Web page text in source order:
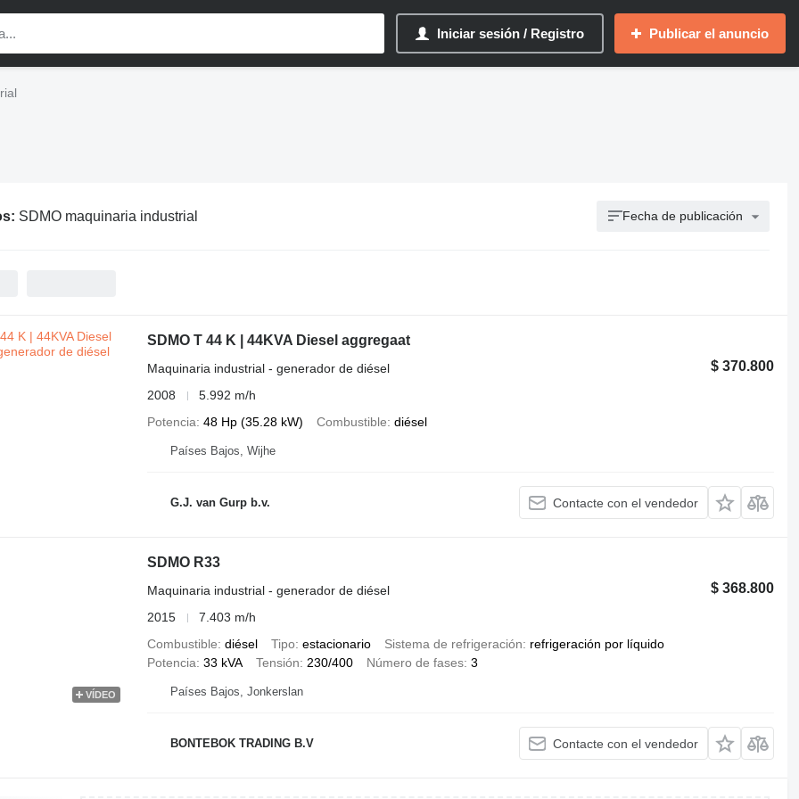
Iniciar sesión / Registro Publicar el anuncio
SDMO maquinaria industrial Fecha de publicación
SDMO T 44 K | 44KVA Diesel aggregaat
$ 370.800
Maquinaria industrial - generador de diésel
2008
5.992 m/h
Potencia 48 Hp (35.28 kW) Combustible diésel
Países Bajos, Wijhe
G.J. van Gurp b.v. Contacte con el vendedor
VÍDEO
SDMO R33
$ 368.800
Maquinaria industrial - generador de diésel
2015
7.403 m/h
Combustible diésel Tipo estacionario Sistema de refrigeración
refrigeración por líquido
Potencia 33 kVA Tensión 230/400 Número de fases 3
Países Bajos, Jonkerslan
BONTEBOK TRADING B.V Contacte con el vendedor